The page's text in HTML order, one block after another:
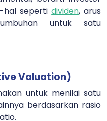
hal sepertidividen, arus
untuk satu
Valuation)
untuk menilai satu
berdasarkan rasio